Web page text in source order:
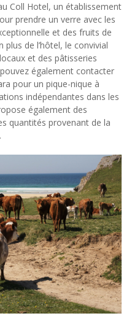
Coll Hotel, un établissement
prendre un verre avec les
et des fruits de
de l’hôtel, le convivial
et des pâtisseries
également contacter
pour un pique-nique à
indépendantes dans les
également des
quantités provenant de la